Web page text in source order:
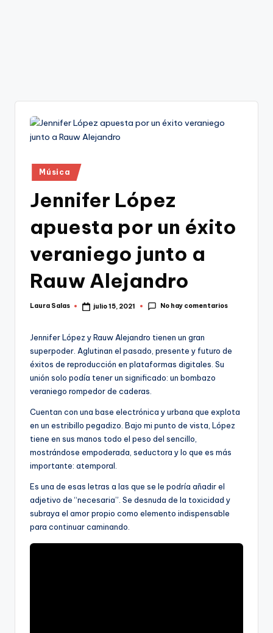
Publicado
en
Música
Jennifer López
apuesta por un éxito
veraniego junto a
Rauw Alejandro
Publicado
Laura Salas julio 15, 2021 No hay comentarios
Jennifer López y Rauw Alejandro tienen un gran
superpoder. Aglutinan el pasado, presente y futuro de
éxitos de reproducción en plataformas digitales. Su
unión solo podía tener un significado: un bombazo
veraniego rompedor de caderas.
Cuentan con una base electrónica y urbana que explota
en un estribillo pegadizo. Bajo mi punto de vista, López
tiene en sus manos todo el peso del sencillo,
mostrándose empoderada, seductora y lo que es más
importante: atemporal.
Es una de esas letras a las que se le podría añadir el
adjetivo de “necesaria”. Se desnuda de la toxicidad y
subraya el amor propio como elemento indispensable
para continuar caminando.